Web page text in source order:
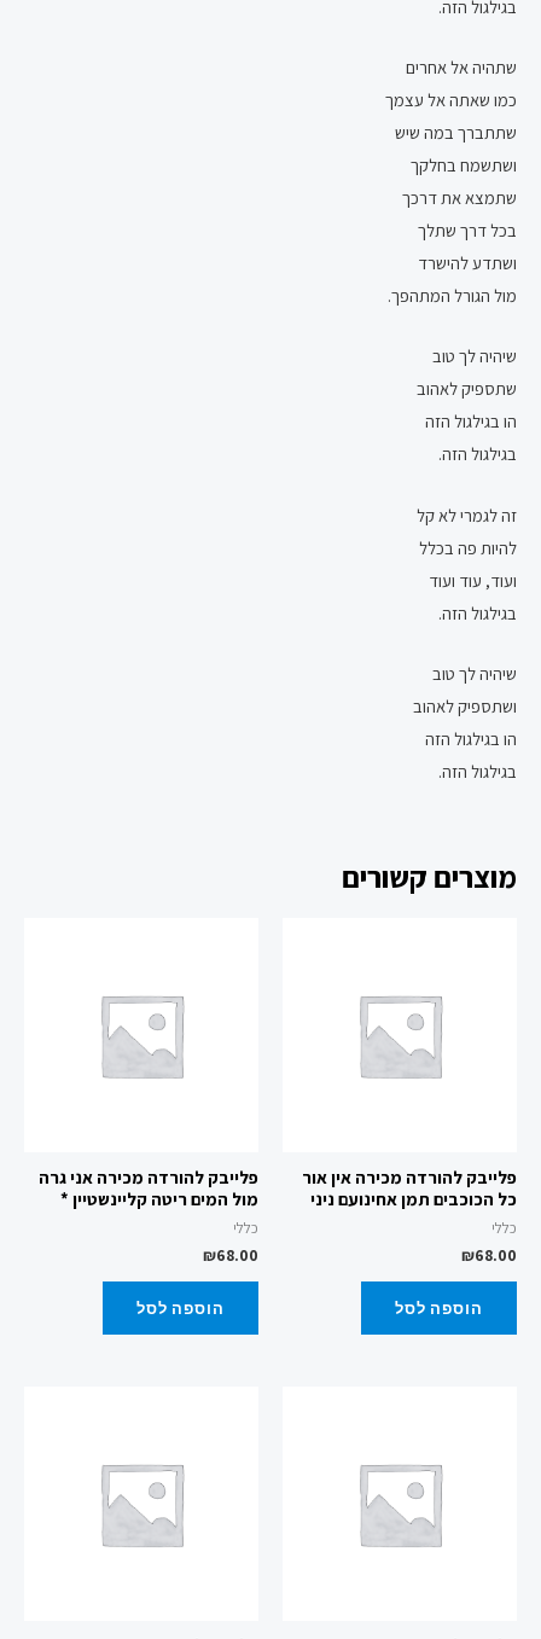
בגילגול הזה.
שתהיה אל אחרים
כמו שאתה אל עצמך
שתתברך במה שיש
ושתשמח בחלקך
שתמצא את דרכך
בכל דרך שתלך
ושתדע להישרד
מול הגורל המתהפך.
שיהיה לך טוב
שתספיק לאהוב
הו בגילגול הזה
בגילגול הזה.
זה לגמרי לא קל
להיות פה בכלל
ועוד, עוד ועוד
בגילגול הזה.
שיהיה לך טוב
ושתספיק לאהוב
הו בגילגול הזה
בגילגול הזה.
מוצרים קשורים
פלייבק להורדה מכירה אין אור
כל הכוכבים תמן אחינועם ניני
כללי
₪68.00
הוספה לסל
פלייבק להורדה מכירה אני גרה
מול המים ריטה קליינשטיין *
כללי
₪68.00
הוספה לסל